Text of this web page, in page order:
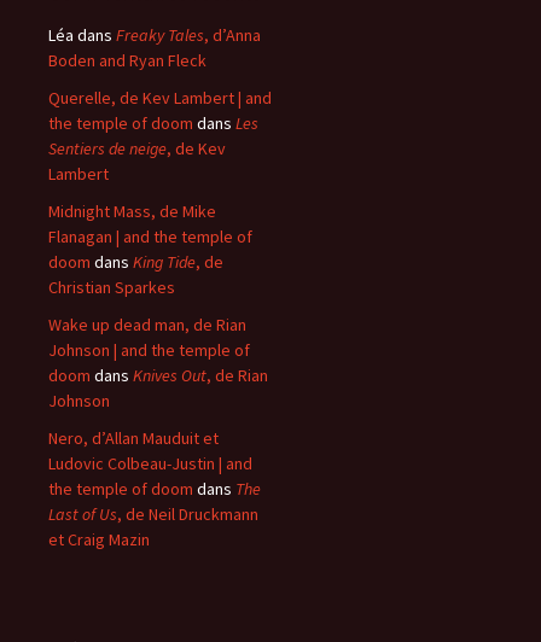
Léa dans Freaky Tales, d’Anna
Boden and Ryan Fleck
Querelle, de Kev Lambert | and
the temple of doom dans Les
Sentiers de neige, de Kev
Lambert
Midnight Mass, de Mike
Flanagan | and the temple of
doom dans King Tide, de
Christian Sparkes
Wake up dead man, de Rian
Johnson | and the temple of
doom dans Knives Out, de Rian
Johnson
Nero, d’Allan Mauduit et
Ludovic Colbeau-Justin | and
the temple of doom dans The
Last of Us, de Neil Druckmann
et Craig Mazin